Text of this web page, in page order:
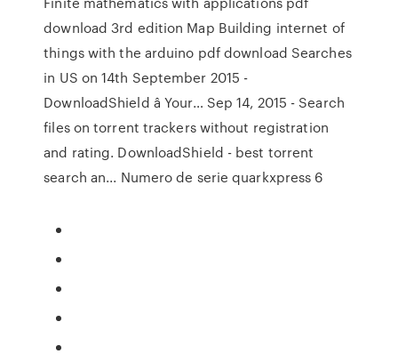
download 3rd edition Map Building internet of
things with the arduino pdf download Searches
in US on 14th September 2015 -
DownloadShield â Your… Sep 14, 2015 - Search
files on torrent trackers without registration
and rating. DownloadShield - best torrent
search an... Numero de serie quarkxpress 6